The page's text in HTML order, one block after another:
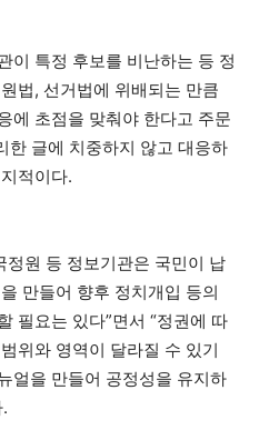
이 특정 후보를 비난하는 등 정
법, 선거법에 위배되는 만큼
에 초점을 맞춰야 한다고 주문
한 글에 치중하지 않고 대응하
적이다.
정원 등 정보기관은 국민이 납
만들어 향후 정치개입 등의
필요는 있다”면서 “정권에 따
위와 영역이 달라질 수 있기
얼을 만들어 공정성을 유지하